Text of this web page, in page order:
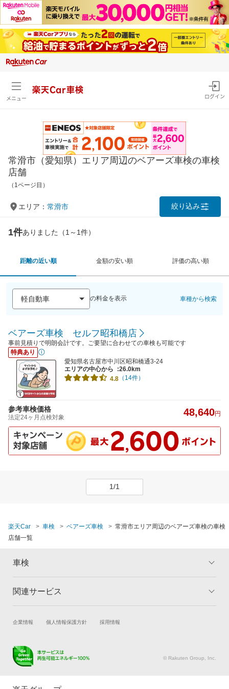
メニュー
楽天Car車検
ログイン
常滑市（愛知県）エリア周辺のベアーズ車検の車検
店舗
（1ページ目）
エリア： 常滑市 絞り込み
1件ありました（1～1件）
距離の近い順 金額の安い順 評価の高い順
の料金を表示 車種から検索
ベアーズ車検 セルフ昭和橋店
事前見積りで明朗会計です。ご要望に合わせての車検も可能です
特典あり
愛知県名古屋市中川区昭和橋通3-24
エリアの中心から
:26.0km
4.8 （14件）
参考車検価格
法定24ヶ月点検対象 48,640円
1/1
楽天Car 車検 ベアーズ車検
常滑市エリア周辺のベアーズ車検の車検
店舗一覧
車検
トップ
車検の基礎知識 キャンペーン一覧
関連サービス
試乗・商談 新車購入
キズ修理予約
メンテナンス管理
企業情報 個人情報保護方針 採用情報
© Rakuten Group, Inc.